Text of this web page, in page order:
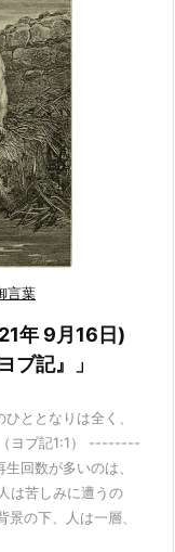
言葉
年 9月16日)
ブ記』」
ととなりは全く、
ヨブ記1:1） --------
回数が多いのは、
は苦しみに遭うの
の下、人は一層、